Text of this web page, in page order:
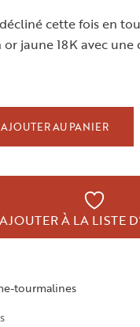
cette fois en
jaune 18K avec
AJOUTER AU PANIER
AJOUTER À LA LISTE
tourmalines